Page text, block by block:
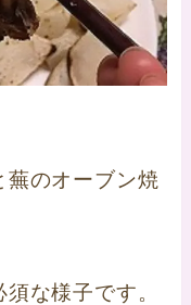
蕪のオーブン焼
な様子です。